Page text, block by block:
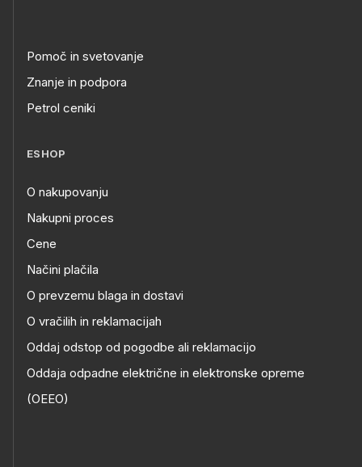
Pomoč in svetovanje
Znanje in podpora
Petrol ceniki
ESHOP
O nakupovanju
Nakupni proces
Cene
Načini plačila
O prevzemu blaga in dostavi
O vračilih in reklamacijah
Oddaj odstop od pogodbe ali reklamacijo
Oddaja odpadne električne in elektronske opreme
(OEEO)